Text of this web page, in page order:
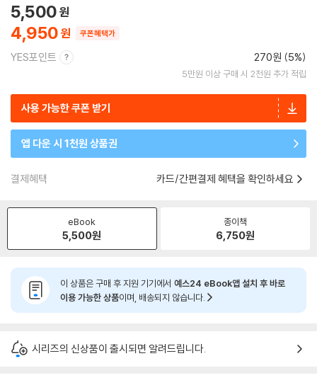
4,950
5,500
쿠폰혜택가
YES포인트 270원 (5%)
5만원 이상 구매 시 2천원 추가 적립
사용 가능한 쿠폰 받기
앱 다운 시 1천원 상품권
결제혜택 카드/간편결제 혜택을 확인하세요
eBook
5,500원
종이책
6,750원
이 상품은 구매 후 지원 기기에서 예스24 eBook앱 설치 후 바로
이용 가능한 상품이며, 배송되지 않습니다.
시리즈의 신상품이 출시되면 알려드립니다.